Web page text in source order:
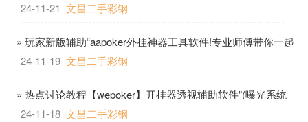
24-11-21 文昌二手彩钢
» 玩家新版辅助“aapoker外挂神器工具软件!专业师傅带你一起
24-11-19 文昌二手彩钢
» 热点讨论教程【wepoker】开挂器透视辅助软件”(曝光系统
24-11-18 文昌二手彩钢